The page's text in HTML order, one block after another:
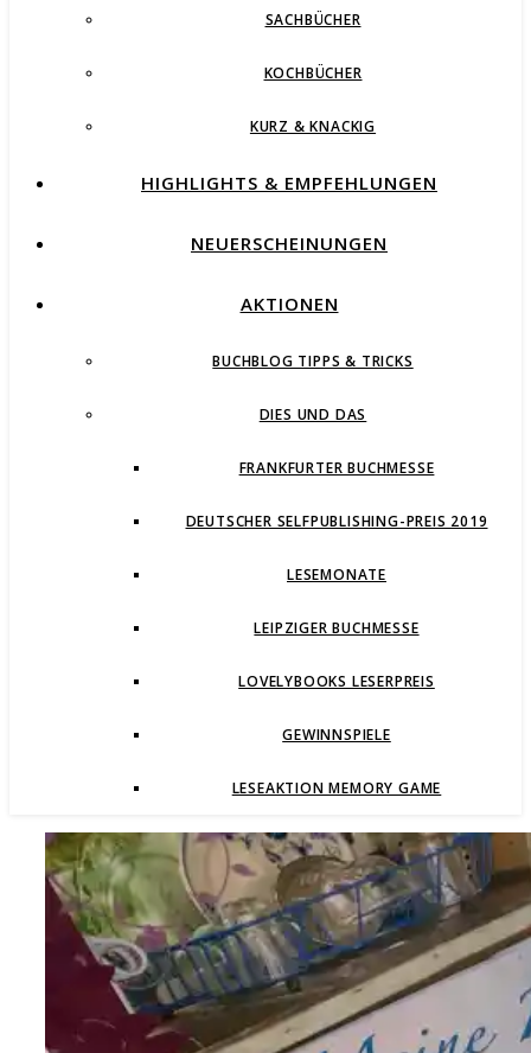
SACHBÜCHER
KOCHBÜCHER
KURZ & KNACKIG
HIGHLIGHTS & EMPFEHLUNGEN
NEUERSCHEINUNGEN
AKTIONEN
BUCHBLOG TIPPS & TRICKS
DIES UND DAS
FRANKFURTER BUCHMESSE
DEUTSCHER SELFPUBLISHING-PREIS 2019
LESEMONATE
LEIPZIGER BUCHMESSE
LOVELYBOOKS LESERPREIS
GEWINNSPIELE
LESEAKTION MEMORY GAME